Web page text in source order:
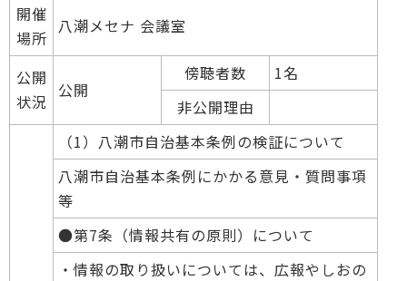
開催
場所
八潮メセナ 会議室
公開
状況
公開
傍聴者数
1名
非公開理由
（1）八潮市自治基本条例の検証について
八潮市自治基本条例にかかる意見・質問事項
等
●第7条（情報共有の原則）について
・情報の取り扱いについては、広報やしおの